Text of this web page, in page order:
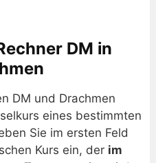
DM in
DM und Drachmen
eines bestimmten
Sie im ersten Feld
Kurs ein, der im